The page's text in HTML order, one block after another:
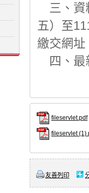
三、資
五）至
繳交網
四、最
fileservlet.pdf
fileservlet
友善列印